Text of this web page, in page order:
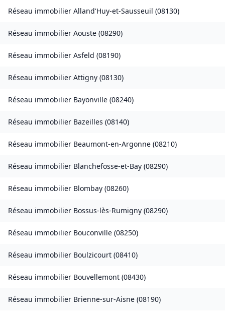
Réseau immobilier Alland'Huy-et-Sausseuil (08130)
Réseau immobilier Aouste (08290)
Réseau immobilier Asfeld (08190)
Réseau immobilier Attigny (08130)
Réseau immobilier Bayonville (08240)
Réseau immobilier Bazeilles (08140)
Réseau immobilier Beaumont-en-Argonne (08210)
Réseau immobilier Blanchefosse-et-Bay (08290)
Réseau immobilier Blombay (08260)
Réseau immobilier Bossus-lès-Rumigny (08290)
Réseau immobilier Bouconville (08250)
Réseau immobilier Boulzicourt (08410)
Réseau immobilier Bouvellemont (08430)
Réseau immobilier Brienne-sur-Aisne (08190)